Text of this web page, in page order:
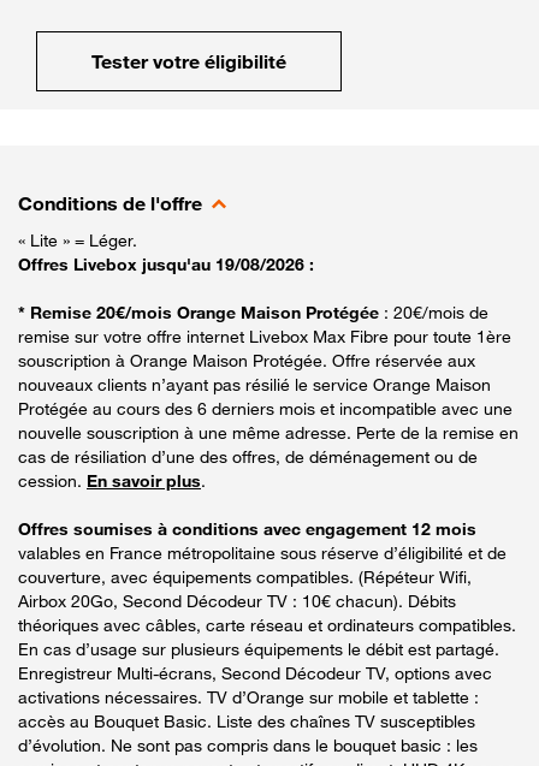
Tester votre éligibilité
Conditions de l'offre
« Lite » = Léger.
Offres Livebox jusqu'au 19/08/2026 :
* Remise 20€/mois Orange Maison Protégée : 20€/mois de
remise sur votre offre internet Livebox Max Fibre pour toute 1ère
souscription à Orange Maison Protégée. Offre réservée aux
nouveaux clients n’ayant pas résilié le service Orange Maison
Protégée au cours des 6 derniers mois et incompatible avec une
nouvelle souscription à une même adresse. Perte de la remise en
cas de résiliation d’une des offres, de déménagement ou de
cession. En savoir plus.
Offres soumises à conditions avec engagement 12 mois
valables en France métropolitaine sous réserve d’éligibilité et de
couverture, avec équipements compatibles. (Répéteur Wifi,
Airbox 20Go, Second Décodeur TV : 10€ chacun). Débits
théoriques avec câbles, carte réseau et ordinateurs compatibles.
En cas d’usage sur plusieurs équipements le débit est partagé.
Enregistreur Multi-écrans, Second Décodeur TV, options avec
activations nécessaires. TV d’Orange sur mobile et tablette :
accès au Bouquet Basic. Liste des chaînes TV susceptibles
d’évolution. Ne sont pas compris dans le bouquet basic : les